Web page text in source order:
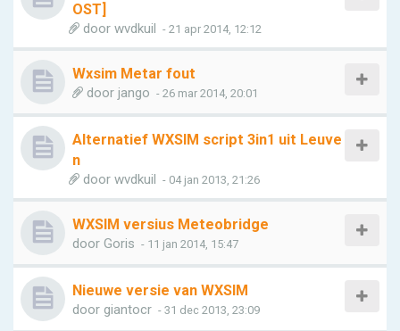
OST]
door wvdkuil - 21 apr 2014, 12:12
Wxsim Metar fout
door jango - 26 mar 2014, 20:01
Alternatief WXSIM script 3in1 uit Leuve
n
door wvdkuil - 04 jan 2013, 21:26
WXSIM versius Meteobridge
door Goris - 11 jan 2014, 15:47
Nieuwe versie van WXSIM
door giantocr - 31 dec 2013, 23:09